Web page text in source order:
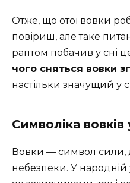
Отже, що отої вовки
повіриш, але таке
раптом побачив у сні
чого сняться вовки
настільки значущий у
Символіка вовків
Вовки — символ сили,
небезпеки. У народній